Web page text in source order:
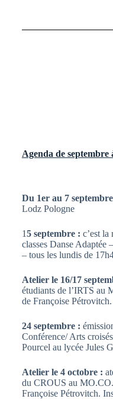
Agenda de septembre
Du 1er au 7
Lodz Pologne
15 septembre : c’est
classes Danse Adaptée
– tous les lundis de
Atelier le 16/17
étudiants de l’IRTS au
de Françoise Pétrovitch.
24 septembre :
Conférence/ Arts
Pourcel au lycée Jules
Atelier le 4 octobre :
du CROUS au
Françoise Pétrovitch.